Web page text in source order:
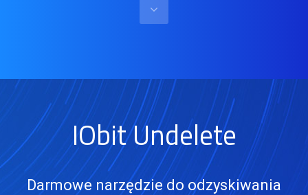
IObit Undelete
Darmowe narzędzie do odzyskiwania